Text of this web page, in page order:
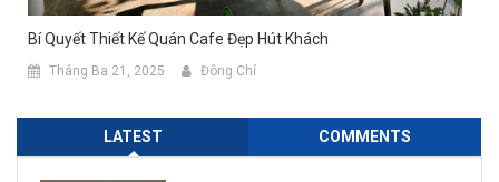
Bí Quyết Thiết Kế Quán Cafe Đẹp Hút Khách
Tháng Ba 21, 2025 Đông Chí
LATEST COMMENTS